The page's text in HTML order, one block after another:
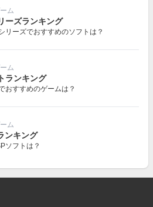
ム
ーズランキング
リーズでおすすめのソフトは？
ム
ランキング
おすすめのゲームは？
ム
ンキング
ソフトは？